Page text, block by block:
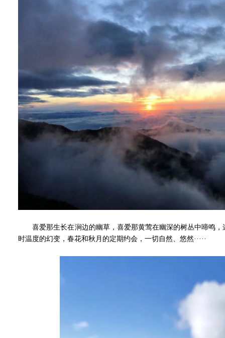
喜爱那生长在涧边的幽草，喜爱那黄莺在幽深的树丛中啼鸣，
时温度的幻变，春花和秋月的定期约会，一切自然、悠然·····